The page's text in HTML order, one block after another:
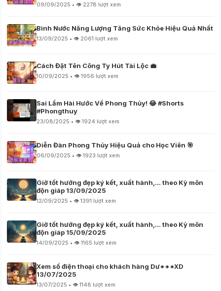
09/09/2025 • 👁️ 2278 lượt xem
Bình Nước Năng Lượng Tăng Sức Khỏe Hiệu Quả Nhất
13/09/2025 • 👁️ 2061 lượt xem
Cách Đặt Tên Công Ty Hút Tài Lộc 💼
10/09/2025 • 👁️ 1956 lượt xem
Sai Lầm Hài Hước Về Phong Thủy! 😂 #Shorts
#Phongthuy
23/08/2025 • 👁️ 1924 lượt xem
Diễn Đàn Phong Thủy Hiệu Quả cho Học Viên 🎯
06/09/2025 • 👁️ 1923 lượt xem
Giờ tốt hướng đẹp ký kết, xuất hành,… theo Kỳ môn
độn giáp 13/09/2025
12/09/2025 • 👁️ 1391 lượt xem
Giờ tốt hướng đẹp ký kết, xuất hành,… theo Kỳ môn
độn giáp 15/09/2025
14/09/2025 • 👁️ 1165 lượt xem
Xem số điện thoại cho khách hàng Dư***XD
13/07/2025
13/07/2025 • 👁️ 1148 lượt xem